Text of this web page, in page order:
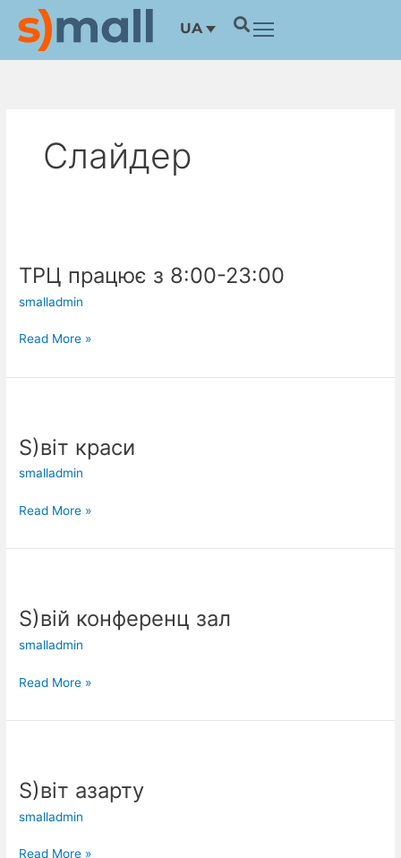
Перейти
вмісту
UA
Слайдер
ТРЦ працює з 8:00-23:00
smalladmin
з
23:00
Read More »
S)віт краси
smalladmin
Read More »
S)вій конференц зал
smalladmin
зал
Read More »
S)віт азарту
smalladmin
Read More »